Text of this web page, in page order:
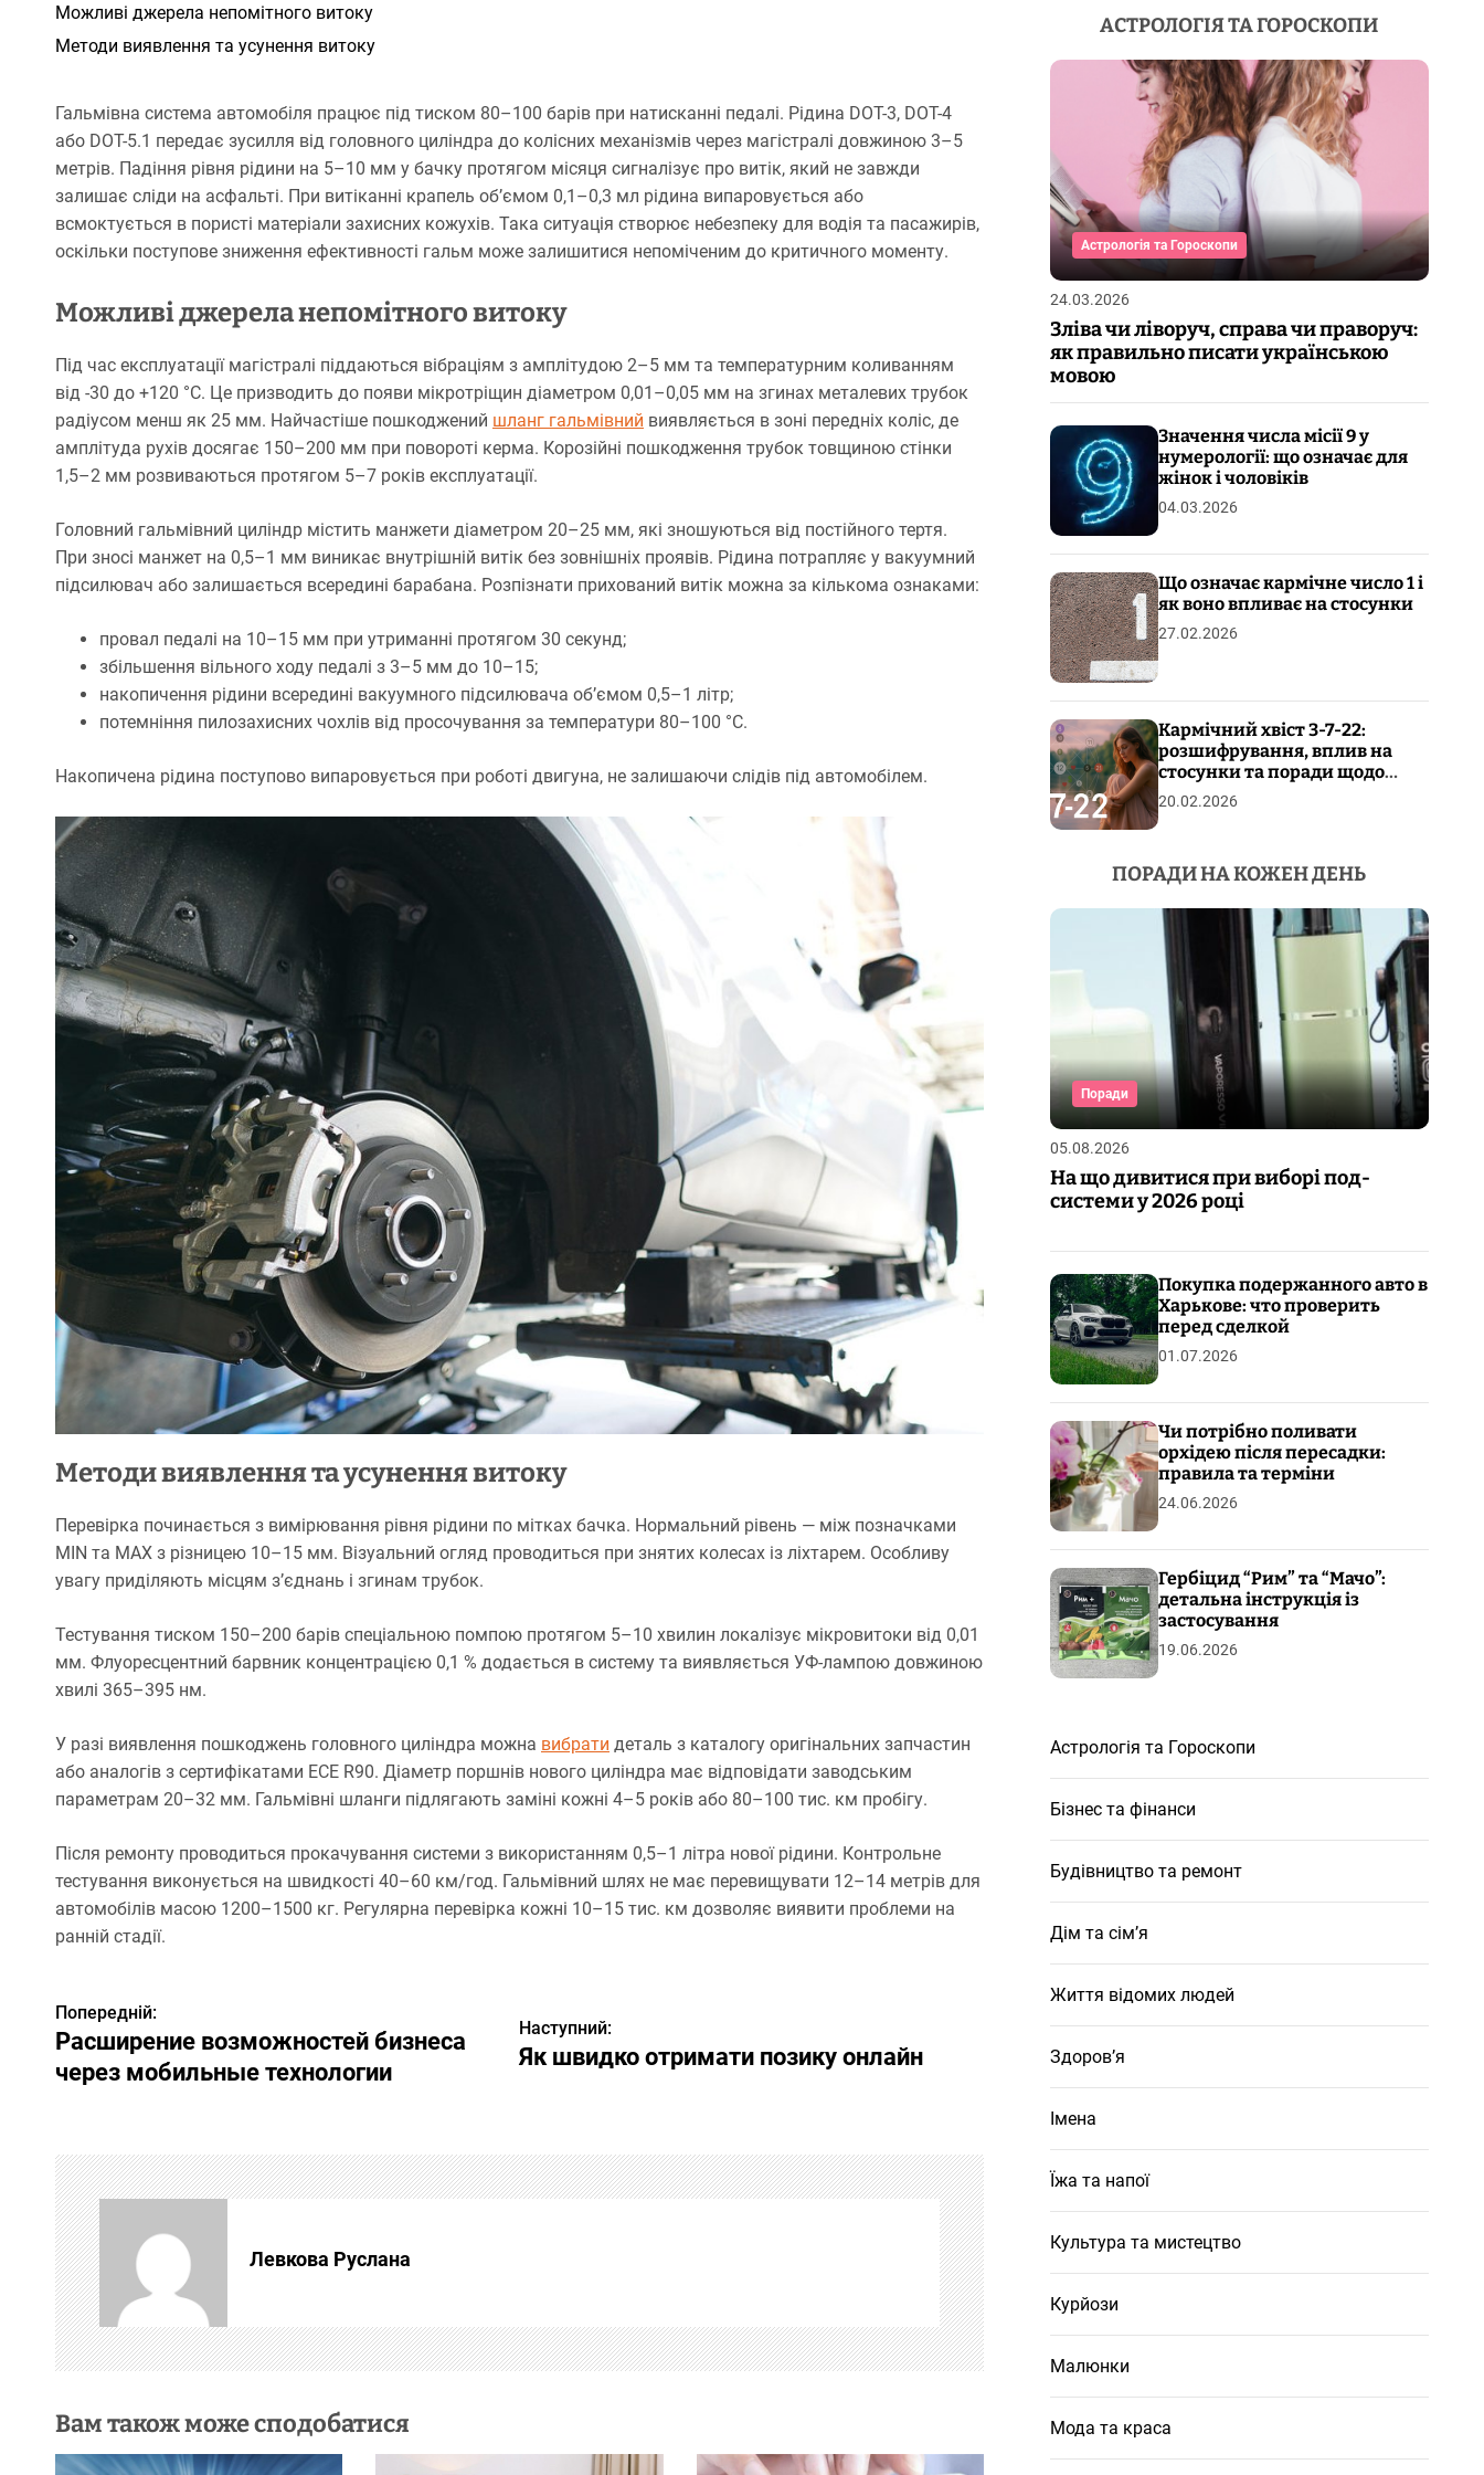
Можливі джерела непомітного витоку
Методи виявлення та усунення витоку
Гальмівна система автомобіля працює під тиском 80–100 барів при натисканні педалі. Рідина DOT-3, DOT-4
або DOT-5.1 передає зусилля від головного циліндра до колісних механізмів через магістралі довжиною 3–5
метрів. Падіння рівня рідини на 5–10 мм у бачку протягом місяця сигналізує про витік, який не завжди
залишає сліди на асфальті. При витіканні крапель об’ємом 0,1–0,3 мл рідина випаровується або
всмоктується в пористі матеріали захисних кожухів. Така ситуація створює небезпеку для водія та пасажирів,
оскільки поступове зниження ефективності гальм може залишитися непоміченим до критичного моменту.
Можливі джерела непомітного витоку
Під час експлуатації магістралі піддаються вібраціям з амплітудою 2–5 мм та температурним коливанням
від -30 до +120 °C. Це призводить до появи мікротріщин діаметром 0,01–0,05 мм на згинах металевих трубок
радіусом менш як 25 мм. Найчастіше пошкоджений шланг гальмівний виявляється в зоні передніх коліс, де
амплітуда рухів досягає 150–200 мм при повороті керма. Корозійні пошкодження трубок товщиною стінки
1,5–2 мм розвиваються протягом 5–7 років експлуатації.
Головний гальмівний циліндр містить манжети діаметром 20–25 мм, які зношуються від постійного тертя.
При зносі манжет на 0,5–1 мм виникає внутрішній витік без зовнішніх проявів. Рідина потрапляє у вакуумний
підсилювач або залишається всередині барабана. Розпізнати прихований витік можна за кількома ознаками:
провал педалі на 10–15 мм при утриманні протягом 30 секунд;
збільшення вільного ходу педалі з 3–5 мм до 10–15;
накопичення рідини всередині вакуумного підсилювача об’ємом 0,5–1 літр;
потемніння пилозахисних чохлів від просочування за температури 80–100 °C.
Накопичена рідина поступово випаровується при роботі двигуна, не залишаючи слідів під автомобілем.
Методи виявлення та усунення витоку
Перевірка починається з вимірювання рівня рідини по мітках бачка. Нормальний рівень — між позначками
MIN та MAX з різницею 10–15 мм. Візуальний огляд проводиться при знятих колесах із ліхтарем. Особливу
увагу приділяють місцям з’єднань і згинам трубок.
Тестування тиском 150–200 барів спеціальною помпою протягом 5–10 хвилин локалізує мікровитоки від 0,01
мм. Флуоресцентний барвник концентрацією 0,1 % додається в систему та виявляється УФ-лампою довжиною
хвилі 365–395 нм.
У разі виявлення пошкоджень головного циліндра можна вибрати деталь з каталогу оригінальних запчастин
або аналогів з сертифікатами ECE R90. Діаметр поршнів нового циліндра має відповідати заводським
параметрам 20–32 мм. Гальмівні шланги підлягають заміні кожні 4–5 років або 80–100 тис. км пробігу.
Після ремонту проводиться прокачування системи з використанням 0,5–1 літра нової рідини. Контрольне
тестування виконується на швидкості 40–60 км/год. Гальмівний шлях не має перевищувати 12–14 метрів для
автомобілів масою 1200–1500 кг. Регулярна перевірка кожні 10–15 тис. км дозволяє виявити проблеми на
ранній стадії.
Н
а
і
г
а
ц
і
з
Попередній:
Расширение возможностей бизнеса
через мобильные технологии
Наступний:
Як швидко отримати позику онлайн
Левкова Руслана
Вам також може сподобатися
АСТРОЛОГІЯ ТА ГОРОСКОПИ
Астрологія та Гороскопи
24.03.2026
Зліва чи ліворуч, справа чи праворуч:
як правильно писати українською
мовою
Значення числа місії 9 у
нумерології: що означає для
жінок і чоловіків
04.03.2026
Що означає кармічне число 1 і
як воно впливає на стосунки
27.02.2026
Кармічний хвіст 3-7-22:
розшифрування, вплив на
стосунки та поради щодо
пропрацювання
20.02.2026
ПОРАДИ НА КОЖЕН ДЕНЬ
Поради
05.08.2026
На що дивитися при виборі под-
системи у 2026 році
Покупка подержанного авто в
Харькове: что проверить
перед сделкой
01.07.2026
Чи потрібно поливати
орхідею після пересадки:
правила та терміни
24.06.2026
Гербіцид “Рим” та “Мачо”:
детальна інструкція із
застосування
19.06.2026
Астрологія та Гороскопи
Бізнес та фінанси
Будівництво та ремонт
Дім та сім’я
Життя відомих людей
Здоров’я
Імена
Їжа та напої
Культура та мистецтво
Курйози
Малюнки
Мода та краса